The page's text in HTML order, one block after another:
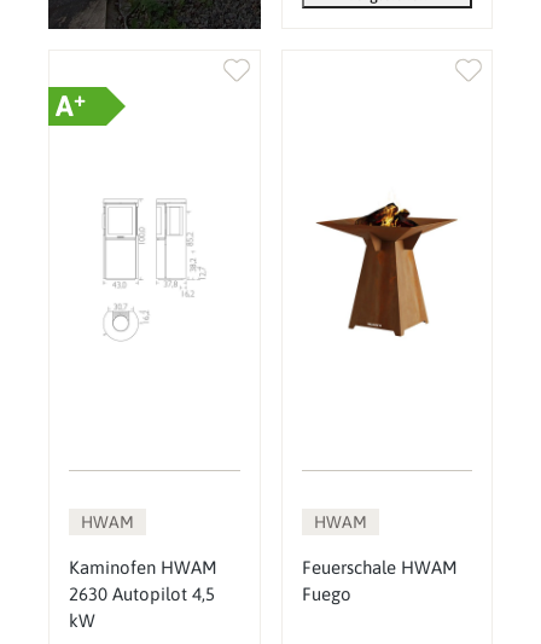
A+
HWAM
Kaminofen HWAM
2630 Autopilot 4,5
kW
HWAM
Feuerschale HWAM
Fuego